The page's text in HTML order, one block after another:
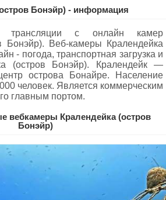
Бонэйр) - информация
трансляции с онлайн камер
Бонэйр). Веб-камеры Кралендейка
- погода, транспортная загрузка и
(остров Бонэйр). Кралендейк —
острова Бонайре. Население
человек. Является коммерческим
главным портом.
вебкамеры Кралендейка (остров
Бонэйр)